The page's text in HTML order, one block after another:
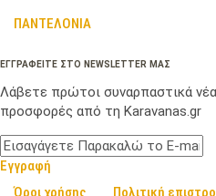
ΠΑΝΤΕΛΟΝΙΑ
ΕΓΓΡΑΦΕΙΤΕ ΣΤΟ NEWSLETTER ΜΑΣ
Λάβετε πρώτοι συναρπαστικά
προσφορές από τη Karavanas.gr
Εγγραφή
Όροι χρήσης
Πολιτική